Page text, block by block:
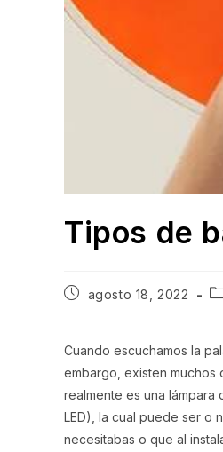
Tipos de
Publicación
entrada:
agosto 18, 2022
Cuando escuchamos la
embargo, existen muchos
realmente es una
LED), la cual puede ser o
necesitabas o que al